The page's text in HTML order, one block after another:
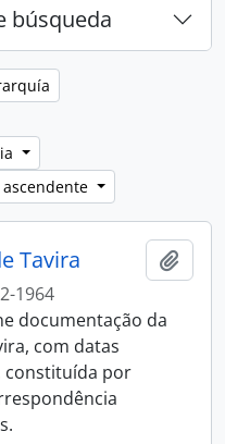
búsqueda
Tavira
1964
documentação da
com datas
constituída por